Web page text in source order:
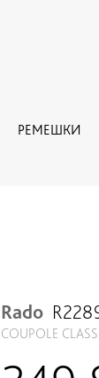
РЕМЕШКИ
Rado
COUPOLE